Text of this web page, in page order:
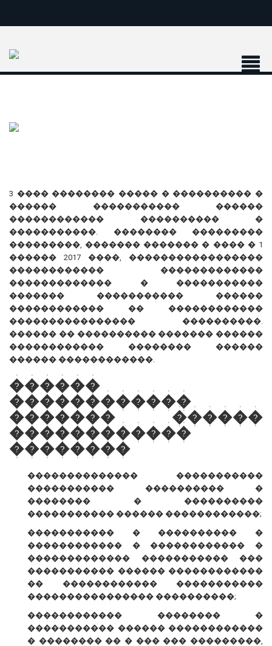
3 ���� �������� ����� � ���������� �
������ ����������� ������
������������ ���������� �
�����������. �������� ���������
���������, ������� ������� � ���� � 1
������ 2017 ����, �����������������
������������ �������������
������������� � �����������
������� ����������� ������
������������ �� ������������
���������������� ����������.
������ �� ���������� ������� ������
������������ �������� ������
������ ������������.
������
������������
������� ������
������������
��������
�������������� �����������
����������� ���������� �
�������� � ����������
����������� ������ ������������;
����������� � ���������� �
������������ � ������������ �
������������� ����������� ���
����������� ������ ������������
�� ������������ �����������
���������������� ����������;
������������ �������� �
����������� ������ ������������
� �������� �� � ��� ��� ���������,